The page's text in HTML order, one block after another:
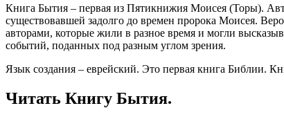
Книга Бытия – первая из Пятикнижия Моисея (Торы).
существовавшей задолго до времен пророка Моисея.
авторами, которые жили в разное время и могли
событий, поданных под разным углом зрения.
Язык создания – еврейский. Это первая книга Библии.
Читать Книгу Бытия.